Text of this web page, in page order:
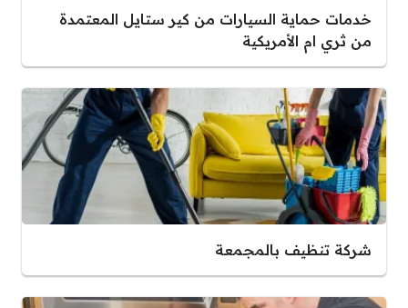
خدمات حماية السيارات من كير ستايل المعتمدة
من ثري ام الأمريكية
شركة تنظيف بالمجمعة